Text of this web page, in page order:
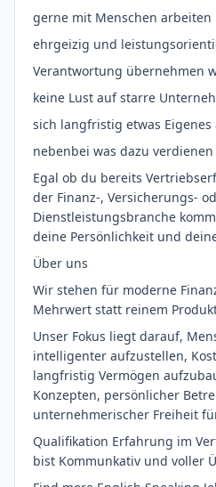
gerne mit Menschen arbeiten
ehrgeizig und
Verantwortung übernehmen
keine Lust auf starre
sich langfristig etwas
nebenbei was dazu
Egal ob du bereits
der Finanz-, Versicherungs-
Dienstleistungsbranche
deine Persönlichkeit und
Über uns
Wir stehen für moderne
Mehrwert statt reinem
Unser Fokus liegt darauf,
intelligenter aufzustellen,
langfristig Vermögen
Konzepten, persönlicher
unternehmerischer Freiheit
Qualifikation Erfahrung im
bist Kommunkativ und voller